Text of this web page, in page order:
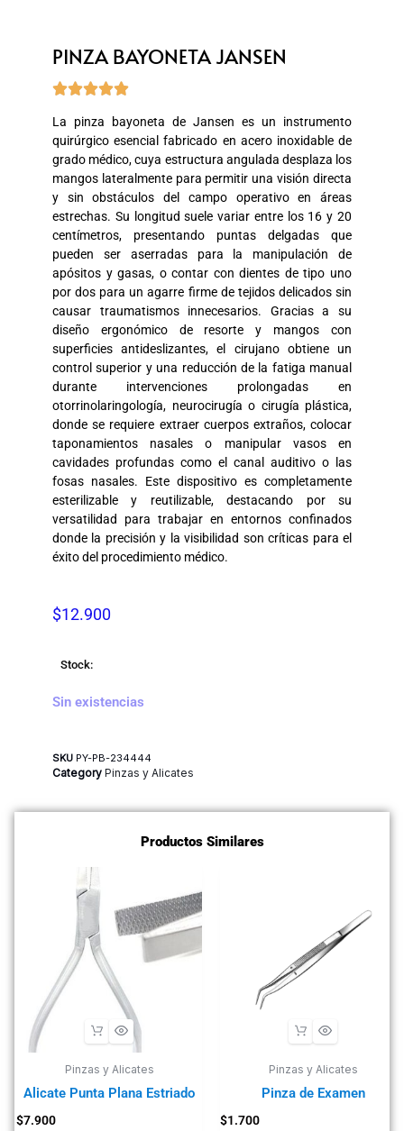
PINZA BAYONETA JANSEN

La pinza bayoneta de Jansen es un instrumento
quirúrgico esencial fabricado en acero inoxidable de
grado médico, cuya estructura angulada desplaza los
mangos lateralmente para permitir una visión directa
y sin obstáculos del campo operativo en áreas
estrechas. Su longitud suele variar entre los 16 y 20
centímetros, presentando puntas delgadas que
pueden ser aserradas para la manipulación de
apósitos y gasas, o contar con dientes de tipo uno
por dos para un agarre firme de tejidos delicados sin
causar traumatismos innecesarios. Gracias a su
diseño ergonómico de resorte y mangos con
superficies antideslizantes, el cirujano obtiene un
control superior y una reducción de la fatiga manual
durante intervenciones prolongadas en
otorrinolaringología, neurocirugía o cirugía plástica,
donde se requiere extraer cuerpos extraños, colocar
taponamientos nasales o manipular vasos en
cavidades profundas como el canal auditivo o las
fosas nasales. Este dispositivo es completamente
esterilizable y reutilizable, destacando por su
versatilidad para trabajar en entornos confinados
donde la precisión y la visibilidad son críticas para el
éxito del procedimiento médico.
$12.900
Stock:
Sin existencias
SKU PY-PB-234444
Category Pinzas y Alicates
Productos Similares
Pinzas y Alicates
Alicate Punta Plana Estriado
$7.900
Pinzas y Alicates
Pinza de Examen
$1.700